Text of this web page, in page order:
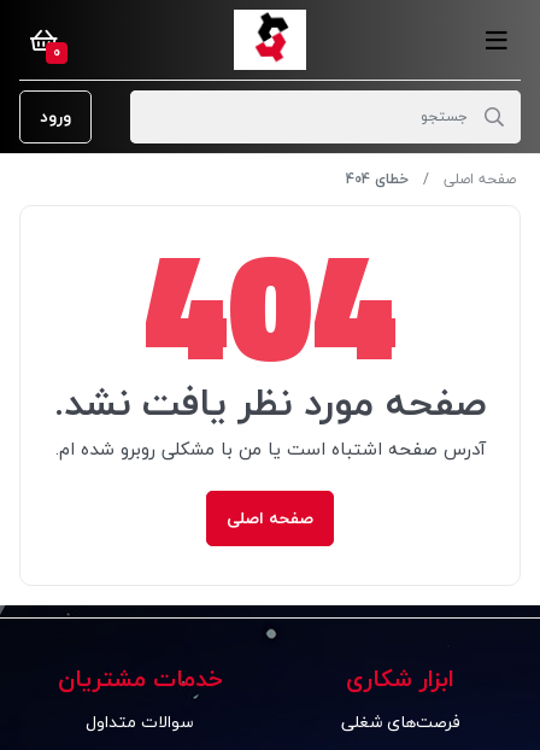
0
ورود
صفحه اصلی خطای 404
404
صفحه مورد نظر یافت نشد.
آدرس صفحه اشتباه است یا من با مشکلی روبرو شده ام.
صفحه اصلی
ابزار شکاری
فرصت‌های شغلی
خدمات مشتریان
سوالات متداول